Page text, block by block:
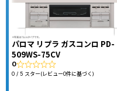
パロマ リプラ ガスコンロ PD-
509WS-75CV
0
0 / 5 スター(レビュー0件に基づく)